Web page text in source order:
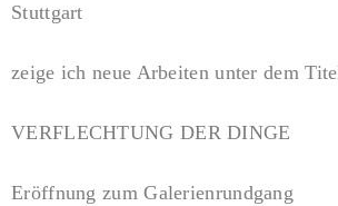
Stuttgart
zeige ich neue Arbeiten unter dem
VERFLECHTUNG DER DINGE
Eröffnung zum Galerienrundgang